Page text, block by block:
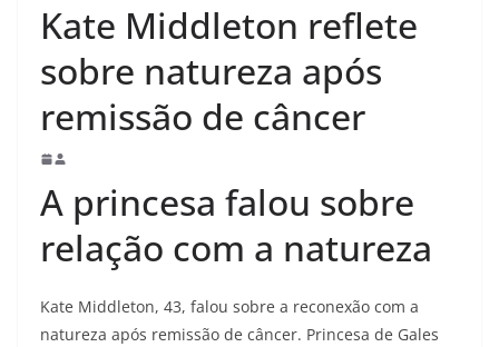
Kate Middleton reflete
sobre natureza após
remissão de câncer
A princesa falou sobre
relação com a natureza
Kate Middleton, 43, falou sobre a reconexão com a
natureza após remissão de câncer. Princesa de Gales